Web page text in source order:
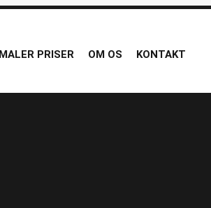
MALER PRISER OM OS KONTAKT